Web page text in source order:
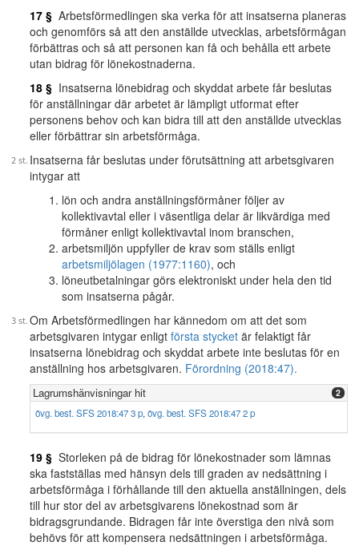
17 § Arbetsförmedlingen ska verka för att insatserna planeras
och genomförs så att den anställde utvecklas, arbetsförmågan
förbättras och så att personen kan få och behålla ett arbete
utan bidrag för lönekostnaderna.
18 § Insatserna lönebidrag och skyddat arbete får beslutas
för anställningar där arbetet är lämpligt utformat efter
personens behov och kan bidra till att den anställde utvecklas
eller förbättrar sin arbetsförmåga.
Insatserna får beslutas under förutsättning att arbetsgivaren
intygar att
lön och andra anställningsförmåner följer av
kollektivavtal eller i väsentliga delar är likvärdiga med
förmåner enligt kollektivavtal inom branschen,
arbetsmiljön uppfyller de krav som ställs enligt
arbetsmiljölagen (1977:1160), och
löneutbetalningar görs elektroniskt under hela den tid
som insatserna pågår.
Om Arbetsförmedlingen har kännedom om att det som
arbetsgivaren intygar enligt första stycket är felaktigt får
insatserna lönebidrag och skyddat arbete inte beslutas för en
anställning hos arbetsgivaren. Förordning (2018:47).
Lagrumshänvisningar hit 2
övg. best. SFS 2018:47 3 p, övg. best. SFS 2018:47 2 p
19 § Storleken på de bidrag för lönekostnader som lämnas
ska fastställas med hänsyn dels till graden av nedsättning i
arbetsförmåga i förhållande till den aktuella anställningen, dels
till hur stor del av arbetsgivarens lönekostnad som är
bidragsgrundande. Bidragen får inte överstiga den nivå som
behövs för att kompensera nedsättningen i arbetsförmåga.